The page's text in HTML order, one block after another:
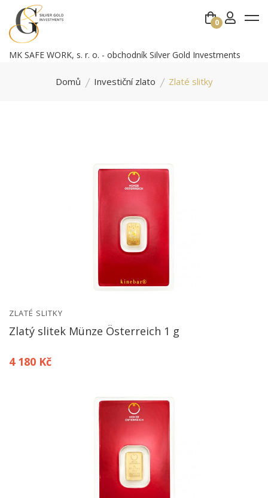
0
MK SAFE WORK, s. r. o. - obchodník Silver Gold Investments
Domů Investiční zlato Zlaté slitky
ZLATÉ SLITKY
Zlatý slitek Münze Österreich 1 g
4 180 Kč